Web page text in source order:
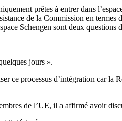
prêtes à entrer dans
de la Commission en
Schengen sont deux questions
jours ».
ce processus d’intégration car la
de l’UE, il a affirmé avoir